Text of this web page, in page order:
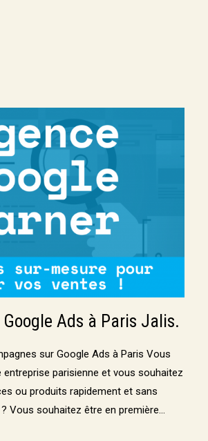
Ads à Paris Jalis.
sur Google Ads à Paris Vous
parisienne et vous souhaitez
ou produits rapidement et sans
Vous souhaitez être en première...